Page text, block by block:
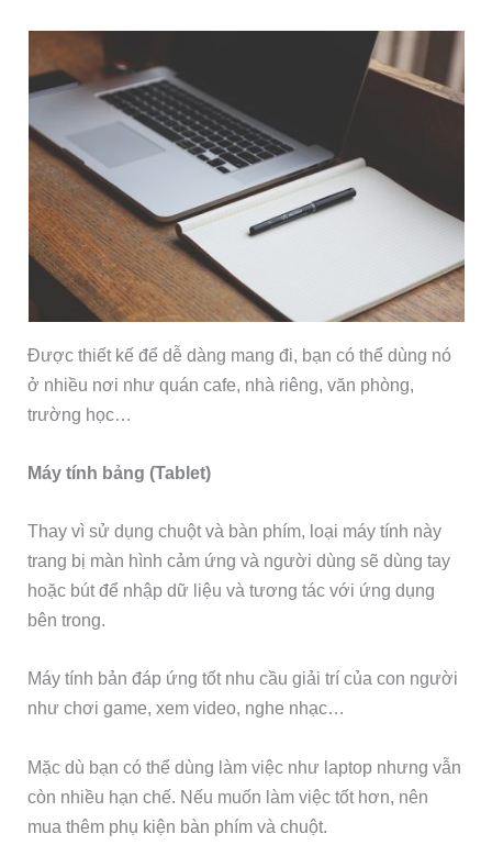
Được thiết kế để dễ dàng mang đi, bạn có thể dùng nó
ở nhiều nơi như quán cafe, nhà riêng, văn phòng,
trường học…
Máy tính bảng (Tablet)
Thay vì sử dụng chuột và bàn phím, loại máy tính này
trang bị màn hình cảm ứng và người dùng sẽ dùng tay
hoặc bút để nhập dữ liệu và tương tác với ứng dụng
bên trong.
Máy tính bản đáp ứng tốt nhu cầu giải trí của con người
như chơi game, xem video, nghe nhạc…
Mặc dù bạn có thể dùng làm việc như laptop nhưng vẫn
còn nhiều hạn chế. Nếu muốn làm việc tốt hơn, nên
mua thêm phụ kiện bàn phím và chuột.